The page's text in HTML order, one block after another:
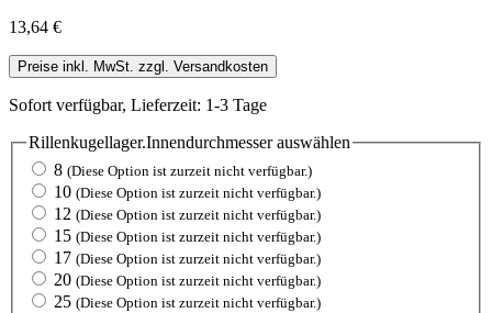
13,64 €
Preise inkl. MwSt. zzgl. Versandkosten
Sofort verfügbar, Lieferzeit: 1-3 Tage
Rillenkugellager.Innendurchmesserauswählen
8 (Diese Option ist zurzeit nicht verfügbar.)
10 (Diese Option ist zurzeit nicht verfügbar.)
12 (Diese Option ist zurzeit nicht verfügbar.)
15 (Diese Option ist zurzeit nicht verfügbar.)
17 (Diese Option ist zurzeit nicht verfügbar.)
20 (Diese Option ist zurzeit nicht verfügbar.)
25 (Diese Option ist zurzeit nicht verfügbar.)